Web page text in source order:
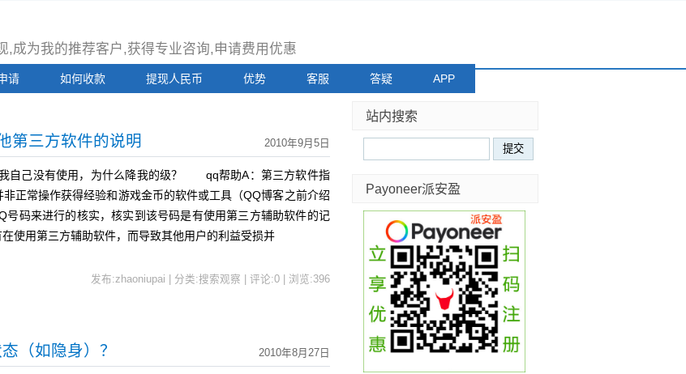
,成为我的推荐客户,获得专业咨询,申请费用优惠
请 如何收款 提现人民币 优势 客服 答疑 APP
2010年9月5日
第三方软件的说明
自己没有使用，为什么降我的级？ qq帮助A：第三方软件指
正常操作获得经验和游戏金币的软件或工具（QQ博客之前介绍
码来进行的核实，核实到该号码是有使用第三方辅助软件的记
使用第三方辅助软件，而导致其他用户的利益受损并
发布:zhaoniupai | 分类:搜索观察 | 评论:0 | 浏览:396
2010年8月27日
（如隐身）？
站内搜索
Payoneer派安盈